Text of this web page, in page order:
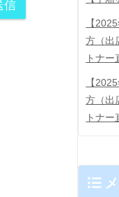
【
方（出
トナー
【
方（出
トナー